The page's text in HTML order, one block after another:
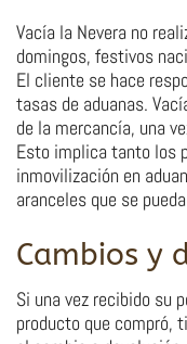
Vacía la Nevera no
domingos, festivos
El cliente se hace
tasas de aduanas.
de la mercancía, una
Esto implica tanto los
inmovilización en
aranceles que se
Cambios y
Si una vez recibido su
producto que compró,